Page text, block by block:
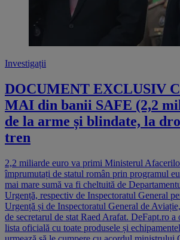
Investigații
DOCUMENT EXCLUSIV
MAI din banii SAFE (2,2
de la arme și blindate, la
tren
2,2 miliarde euro va primi Ministerul
împrumutați de statul român prin programul
mai mare sumă va fi cheltuită de
Urgență, respectiv de Inspectoratul General
Urgență și de Inspectoratul General de
de secretarul de stat Raed Arafat. DeFapt.ro
lista oficială cu toate produsele și